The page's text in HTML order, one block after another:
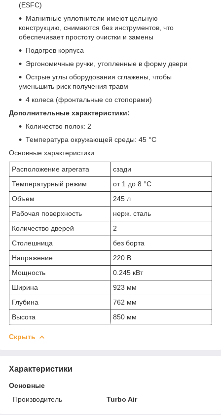
(ESFC)
Магнитные уплотнители имеют цельную
конструкцию, снимаются без инструментов, что
обеспечивает простоту очистки и замены
Подогрев корпуса
Эргономичные ручки, утопленные в форму двери
Острые углы оборудования сглажены, чтобы
уменьшить риск получения травм
4 колеса (фронтальные со стопорами)
Дополнительные характеристики:
Количество полок: 2
Температура окружающей среды: 45 °C
Основные характеристики
Расположение агрегата
сзади
Температурный режим
от 1 до 8 °С
Объем
245 л
Рабочая поверхность
нерж. сталь
Количество дверей
2
Столешница
без борта
Напряжение
220 В
Мощность
0.245 кВт
Ширина
923 мм
Глубина
762 мм
Высота
850 мм
Скрыть
Характеристики
Основные
Производитель
Turbo Air